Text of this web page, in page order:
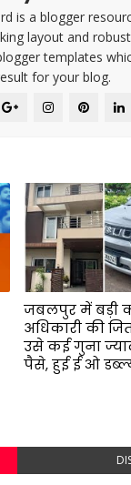
is a blogger
layout and
templates
for your blog.
जबलपुर में बड़ी
अधिकारी की
उसे कई गुना
पैसे, हुई ई ओ